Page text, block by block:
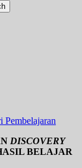
Pembelajaran
DISCOVERY
BELAJAR